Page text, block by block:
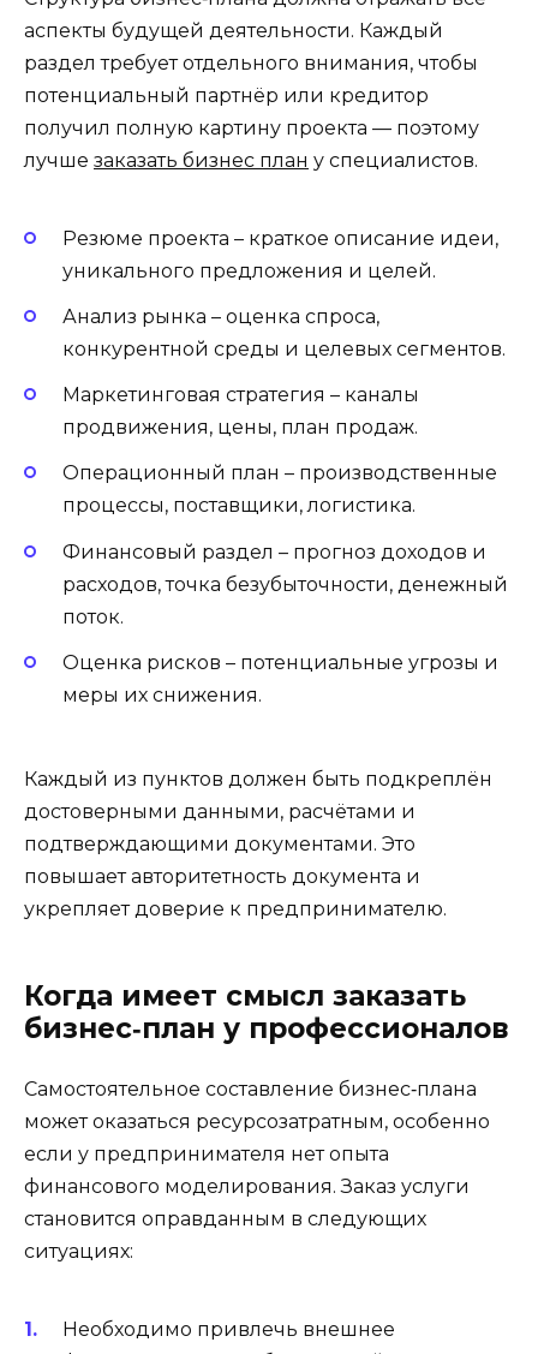
аспекты будущей деятельности. Каждый
раздел требует отдельного внимания, чтобы
потенциальный партнёр или кредитор
получил полную картину проекта — поэтому
лучше заказать бизнес план у специалистов.
Резюме проекта – краткое описание идеи,
уникального предложения и целей.
Анализ рынка – оценка спроса,
конкурентной среды и целевых сегментов.
Маркетинговая стратегия – каналы
продвижения, цены, план продаж.
Операционный план – производственные
процессы, поставщики, логистика.
Финансовый раздел – прогноз доходов и
расходов, точка безубыточности, денежный
поток.
Оценка рисков – потенциальные угрозы и
меры их снижения.
Каждый из пунктов должен быть подкреплён
достоверными данными, расчётами и
подтверждающими документами. Это
повышает авторитетность документа и
укрепляет доверие к предпринимателю.
Когда имеет смысл заказать
бизнес‑план у профессионалов
Самостоятельное составление бизнес‑плана
может оказаться ресурсозатратным, особенно
если у предпринимателя нет опыта
финансового моделирования. Заказ услуги
становится оправданным в следующих
ситуациях:
Необходимо привлечь внешнее